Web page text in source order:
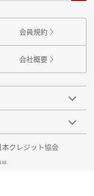
会員規約
会社概要
本クレジット協会